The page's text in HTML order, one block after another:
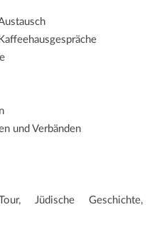
und Verbänden
Jüdische Geschichte,